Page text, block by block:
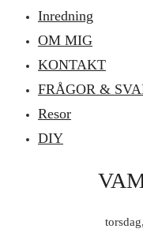
Inredning
OM MIG
KONTAKT
FRÅGOR &
Resor
DIY